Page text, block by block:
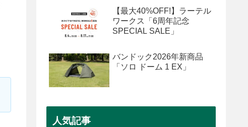
【最大40%OFF!】ラーテル
ワークス「6周年記念
SPECIAL SALE」
バンドック2026年新商品
「ソロ ドーム 1 EX」
人気記事